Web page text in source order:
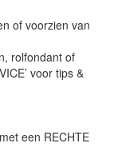
of voorzien van
rolfondant of
voor tips &
een RECHTE